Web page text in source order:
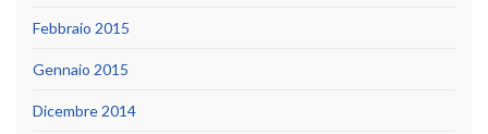
Febbraio 2015
Gennaio 2015
Dicembre 2014